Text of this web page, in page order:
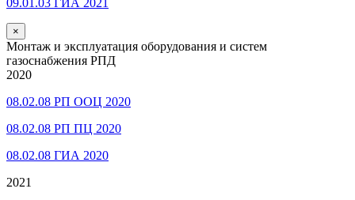
×
Монтаж и эксплуатация оборудования и систем
газоснабжения РПД
2020
08.02.08 РП ООЦ 2020
08.02.08 РП ПЦ 2020
08.02.08 ГИА 2020
2021